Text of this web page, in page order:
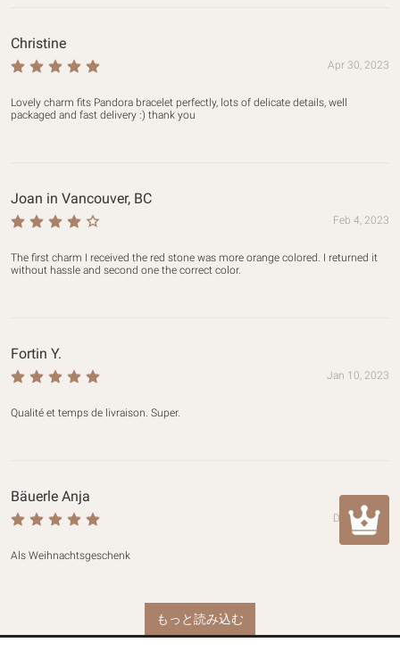
Christine
Apr 30, 2023
Lovely charm fits Pandora bracelet perfectly, lots of delicate details, well
packaged and fast delivery :) thank you
Joan in Vancouver, BC
Feb 4, 2023
The first charm I received the red stone was more orange colored. I returned it
without hassle and second one the correct color.
Fortin Y.
Jan 10, 2023
Qualité et temps de livraison. Super.
Bäuerle Anja
Dec 8, 2022
Als Weihnachtsgeschenk
もっと読み込む